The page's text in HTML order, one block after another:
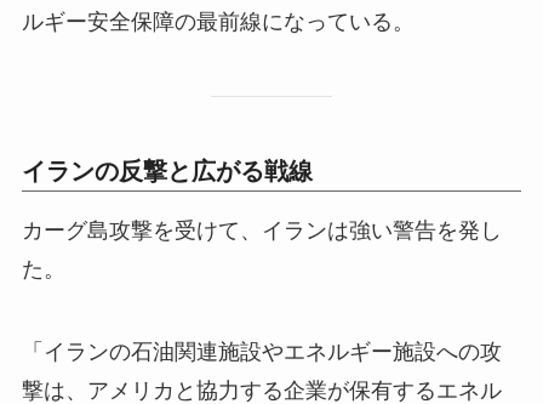
ルギー安全保障の最前線になっている。
イランの反撃と広がる戦線
カーグ島攻撃を受けて、イランは強い警告を発し
た。
「イランの石油関連施設やエネルギー施設への攻
撃は、アメリカと協力する企業が保有するエネル